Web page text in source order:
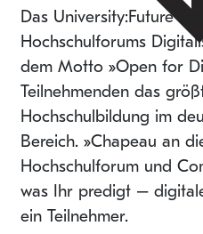
Das University:Future
Hochschulforums
dem Motto »Open for
Teilnehmenden das
Hochschulbildung im
Bereich. »Chapeau an
Hochschulforum und
was Ihr predigt –
ein Teilnehmer.